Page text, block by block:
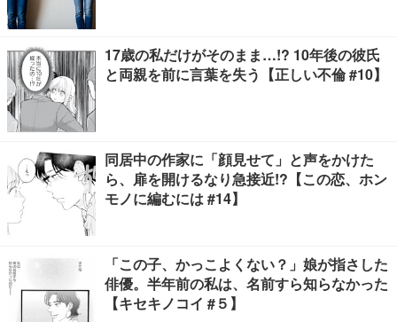
17歳の私だけがそのまま…!? 10年後の彼氏
と両親を前に言葉を失う【正しい不倫 #10】
同居中の作家に「顔見せて」と声をかけた
ら、扉を開けるなり急接近!?【この恋、ホン
モノに編むには #14】
「この子、かっこよくない？」娘が指さした
俳優。半年前の私は、名前すら知らなかった
【キセキノコイ #５】